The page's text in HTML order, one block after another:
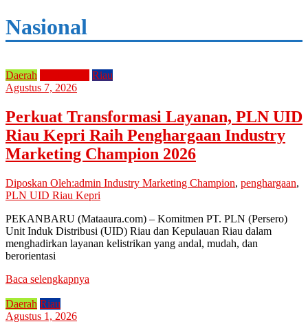
Nasional
Daerah
Riau
Agustus 7, 2026
Perkuat Transformasi Layanan, PLN UID
Riau Kepri Raih Penghargaan Industry
Marketing Champion 2026
Diposkan Oleh:admin Industry Marketing Champion, penghargaan,
PLN UID Riau Kepri
PEKANBARU (Mataaura.com) – Komitmen PT. PLN (Persero)
Unit Induk Distribusi (UID) Riau dan Kepulauan Riau dalam
menghadirkan layanan kelistrikan yang andal, mudah, dan
berorientasi
Baca selengkapnya
Daerah Riau
Agustus 1, 2026